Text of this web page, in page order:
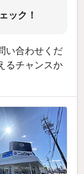
ック！
い合わせくだ
るチャンスか